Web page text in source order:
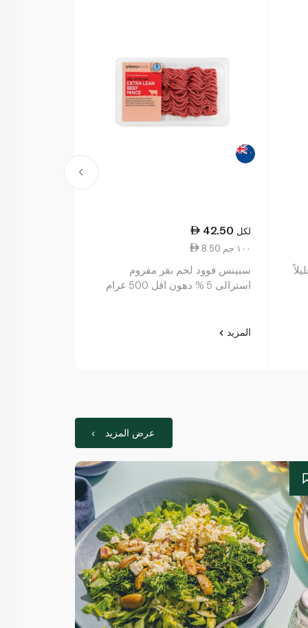
42.50 لكل
8.50 ١٠٠ جم
سبينس فوود لحم بقر مفروم
استرالى 5 % دهون اقل 500 غرام
المزيد
عرض المزيد